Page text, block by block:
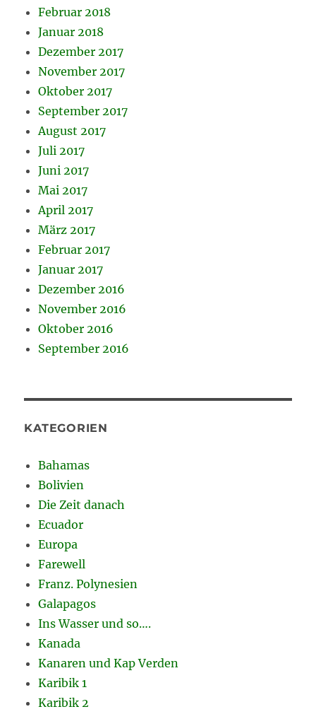
Februar 2018
Januar 2018
Dezember 2017
November 2017
Oktober 2017
September 2017
August 2017
Juli 2017
Juni 2017
Mai 2017
April 2017
März 2017
Februar 2017
Januar 2017
Dezember 2016
November 2016
Oktober 2016
September 2016
KATEGORIEN
Bahamas
Bolivien
Die Zeit danach
Ecuador
Europa
Farewell
Franz. Polynesien
Galapagos
Ins Wasser und so….
Kanada
Kanaren und Kap Verden
Karibik 1
Karibik 2